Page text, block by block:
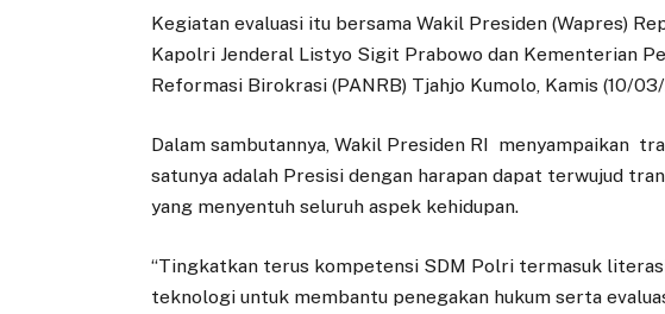
Kegiatan evaluasi itu bersama Wakil Presiden (Wapres)
Kapolri Jenderal Listyo Sigit Prabowo dan Kementerian
Reformasi Birokrasi (PANRB) Tjahjo Kumolo, Kamis (10/
Dalam sambutannya, Wakil Presiden RI menyampaikan
satunya adalah Presisi dengan harapan dapat terwujud
yang menyentuh seluruh aspek kehidupan.
“Tingkatkan terus kompetensi SDM Polri termasuk
teknologi untuk membantu penegakan hukum serta